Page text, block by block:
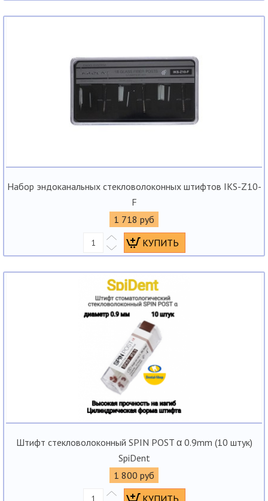
Набор эндоканальных стекловолоконных штифтов IKS-Z10-
F
1 718 руб
Штифт стекловолоконный SPIN POST α 0.9mm (10 штук)
SpiDent
1 800 руб